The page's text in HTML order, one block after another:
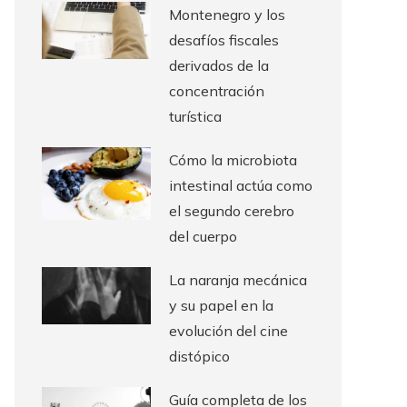
Montenegro y los
desafíos fiscales
derivados de la
concentración
turística
Cómo la microbiota
intestinal actúa como
el segundo cerebro
del cuerpo
La naranja mecánica
y su papel en la
evolución del cine
distópico
Guía completa de los